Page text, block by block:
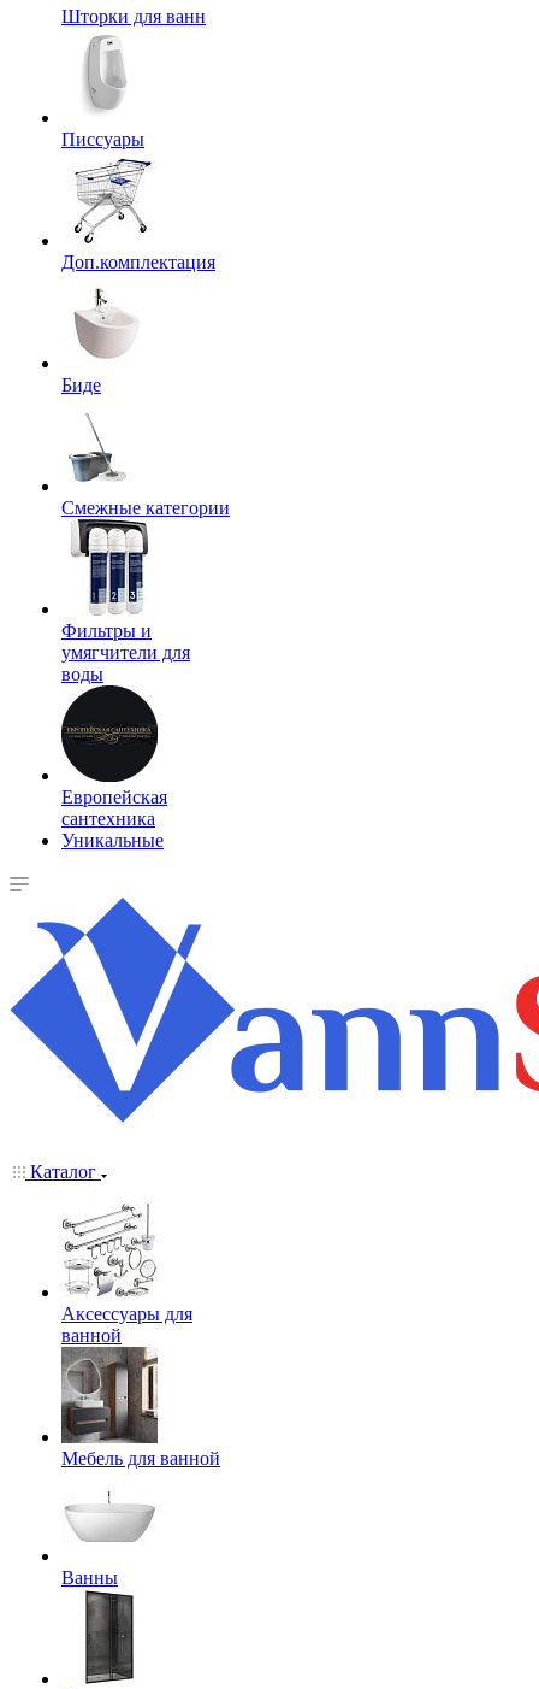
Шторки для ванн
Писсуары
Доп.комплектация
Биде
Смежные категории
Фильтры и
умягчители для
воды
Европейская
сантехника
Уникальные
Каталог
Аксессуары для
ванной
Мебель для ванной
Ванны